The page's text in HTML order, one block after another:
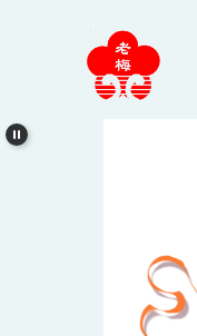
內
容